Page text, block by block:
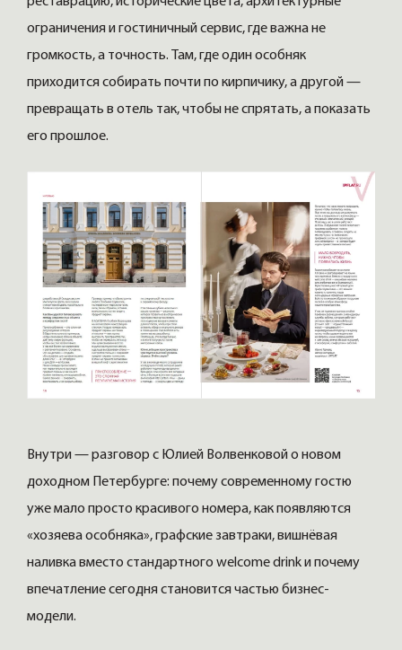
ограничения и гостиничный сервис, где важна не
громкость, а точность. Там, где один особняк
приходится собирать почти по кирпичику, а другой —
превращать в отель так, чтобы не спрятать, а показать
его прошлое.
Внутри — разговор с Юлией Волвенковой о новом
доходном Петербурге: почему современному гостю
уже мало просто красивого номера, как появляются
«хозяева особняка», графские завтраки, вишнёвая
наливка вместо стандартного welcome drink и почему
впечатление сегодня становится частью бизнес-
модели.